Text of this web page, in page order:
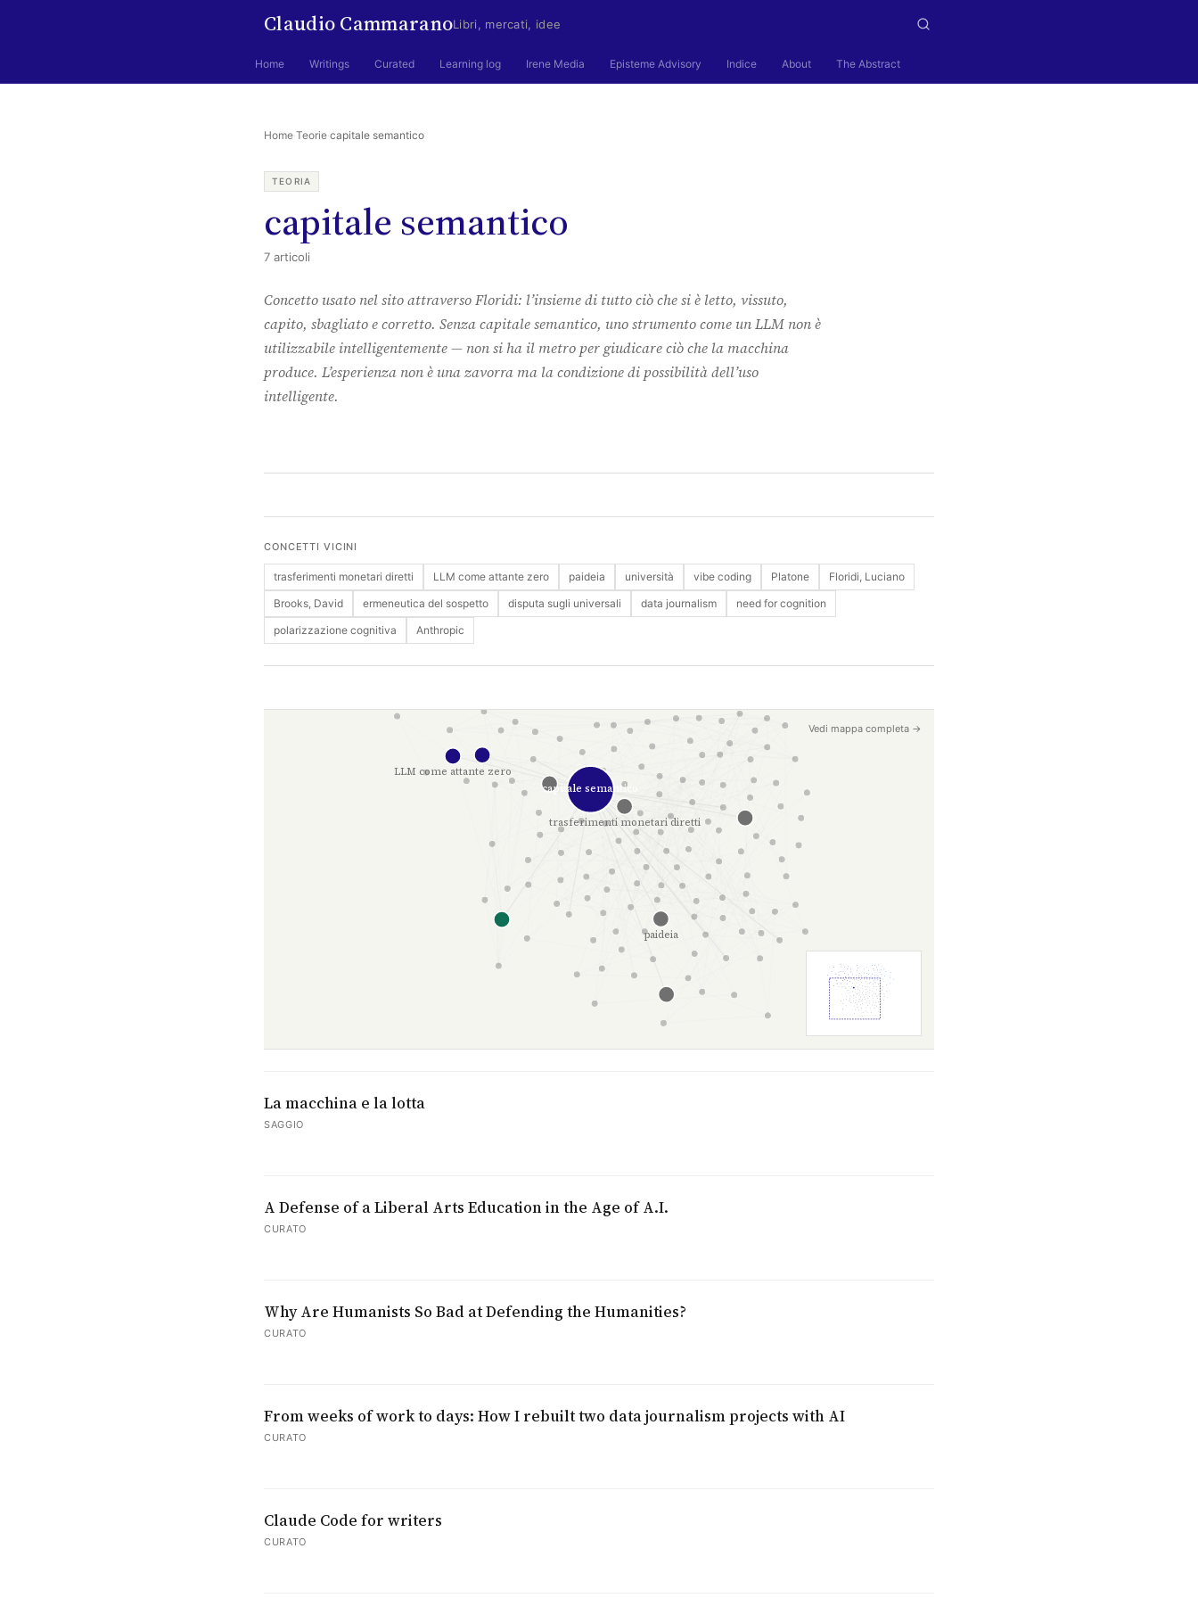
Claudio CammaranoLibri, mercati, idee
Home Writings Curated Learning log Irene Media Episteme Advisory Indice About The Abstract
Home·Teorie·capitale semantico
TEORIA
capitale semantico
7 articoli
Concetto usato nel sito attraverso Floridi: l’insieme di tutto ciò che si è letto, vissuto,
capito, sbagliato e corretto. Senza capitale semantico, uno strumento come un LLM non è
utilizzabile intelligentemente — non si ha il metro per giudicare ciò che la macchina
produce. L’esperienza non è una zavorra ma la condizione di possibilità dell’uso
intelligente.
CONCETTI VICINI
trasferimenti monetari diretti LLM come attante zero paideia università vibe coding Platone
Floridi, Luciano
Brooks, David
ermeneutica del sospetto disputa sugli universali data journalism
need for cognition
polarizzazione cognitiva
Anthropic
trasferimenti monetari diretti
LLM come attante zero
paideia
capitale semantico
Vedi mappa completa →
La macchina e la lotta
SAGGIO
A Defense of a Liberal Arts Education in the Age of A.I.
CURATO
Why Are Humanists So Bad at Defending the Humanities?
CURATO
From weeks of work to days: How I rebuilt two data journalism projects with AI
CURATO
Claude Code for writers
CURATO